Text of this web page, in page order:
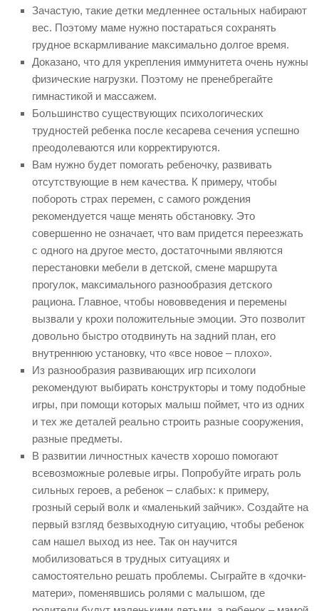
Зачастую, такие детки медленнее остальных набирают
вес. Поэтому маме нужно постараться сохранять
грудное вскармливание максимально долгое время.
Доказано, что для укрепления иммунитета очень нужны
физические нагрузки. Поэтому не пренебрегайте
гимнастикой и массажем.
Большинство существующих психологических
трудностей ребенка после кесарева сечения успешно
преодолеваются или корректируются.
Вам нужно будет помогать ребеночку, развивать
отсутствующие в нем качества. К примеру, чтобы
побороть страх перемен, с самого рождения
рекомендуется чаще менять обстановку. Это
совершенно не означает, что вам придется переезжать
с одного на другое место, достаточными являются
перестановки мебели в детской, смене маршрута
прогулок, максимального разнообразия детского
рациона. Главное, чтобы нововведения и перемены
вызвали у крохи положительные эмоции. Это позволит
довольно быстро отодвинуть на задний план, его
внутреннюю установку, что «все новое – плохо».
Из разнообразия развивающих игр психологи
рекомендуют выбирать конструкторы и тому подобные
игры, при помощи которых малыш поймет, что из одних
и тех же деталей реально строить разные сооружения,
разные предметы.
В развитии личностных качеств хорошо помогают
всевозможные ролевые игры. Попробуйте играть роль
сильных героев, а ребенок – слабых: к примеру,
грозный серый волк и «маленький зайчик». Создайте на
первый взгляд безвыходную ситуацию, чтобы ребенок
сам нашел выход из нее. Так он научится
мобилизоваться в трудных ситуациях и
самостоятельно решать проблемы. Сыграйте в «дочки-
матери», поменявшись ролями с малышом, где